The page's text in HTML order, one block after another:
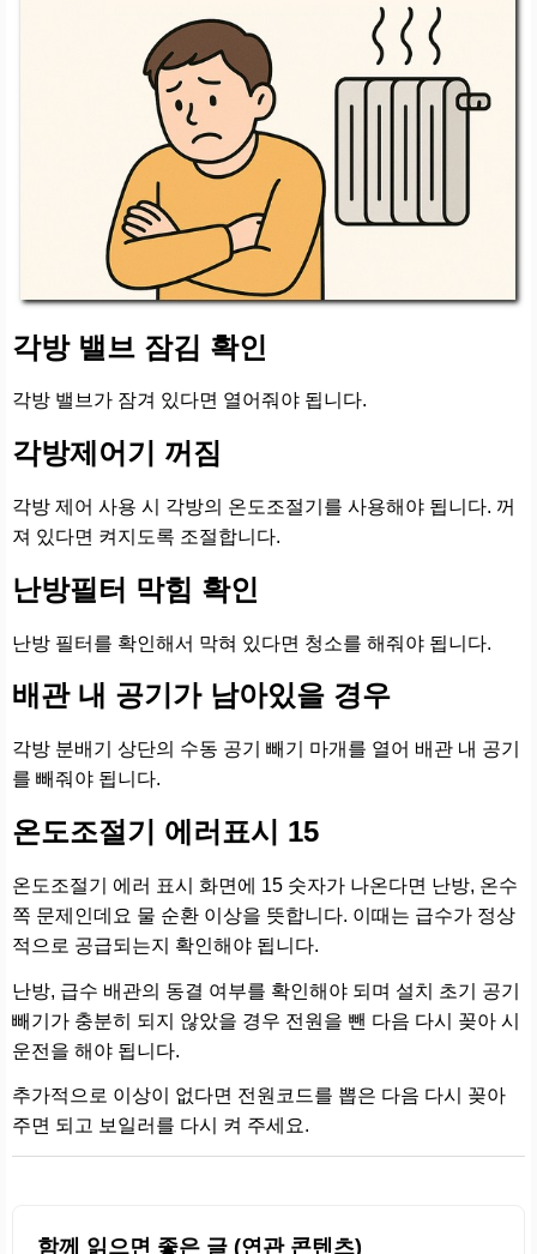
각방 밸브 잠김 확인
각방 밸브가 잠겨 있다면 열어줘야 됩니다.
각방제어기 꺼짐
각방 제어 사용 시 각방의 온도조절기를 사용해야 됩니다. 꺼
져 있다면 켜지도록 조절합니다.
난방필터 막힘 확인
난방 필터를 확인해서 막혀 있다면 청소를 해줘야 됩니다.
배관 내 공기가 남아있을 경우
각방 분배기 상단의 수동 공기 빼기 마개를 열어 배관 내 공기
를 빼줘야 됩니다.
온도조절기 에러표시 15
온도조절기 에러 표시 화면에 15 숫자가 나온다면 난방, 온수
쪽 문제인데요 물 순환 이상을 뜻합니다. 이때는 급수가 정상
적으로 공급되는지 확인해야 됩니다.
난방, 급수 배관의 동결 여부를 확인해야 되며 설치 초기 공기
빼기가 충분히 되지 않았을 경우 전원을 뺀 다음 다시 꽂아 시
운전을 해야 됩니다.
추가적으로 이상이 없다면 전원코드를 뽑은 다음 다시 꽂아
주면 되고 보일러를 다시 켜 주세요.
함께 읽으면 좋은 글 (연관 콘텐츠)